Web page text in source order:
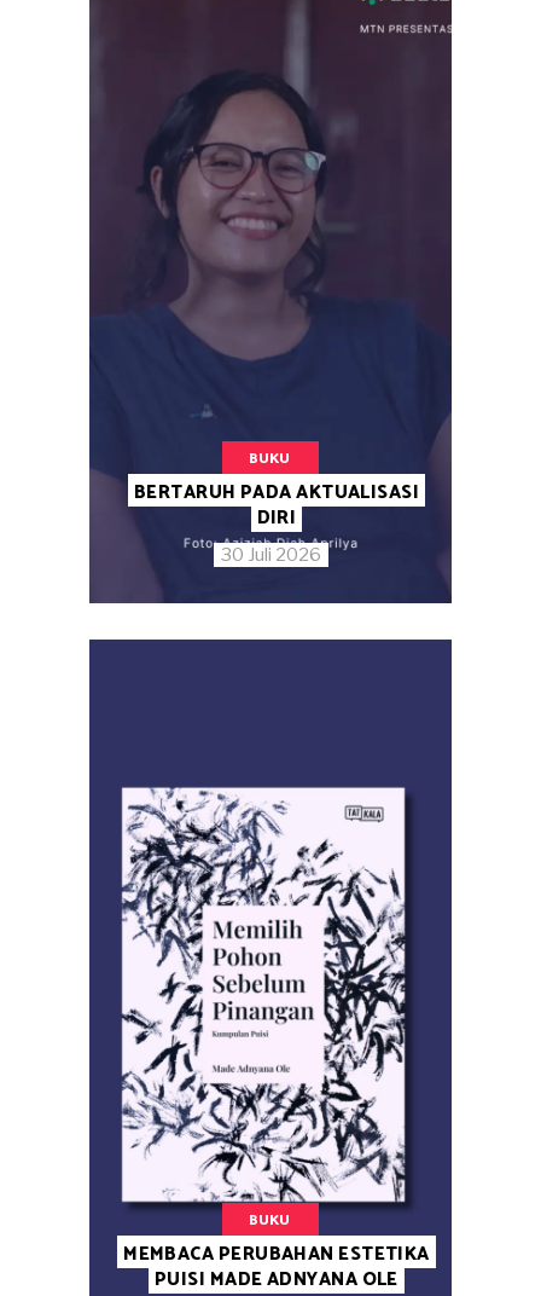
BUKU
BERTARUH PADA AKTUALISASI
DIRI
30 Juli 2026
BUKU
MEMBACA PERUBAHAN ESTETIKA
PUISI MADE ADNYANA OLE